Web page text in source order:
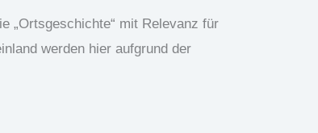
„Ortsgeschichte“ mit Relevanz für
werden hier aufgrund der